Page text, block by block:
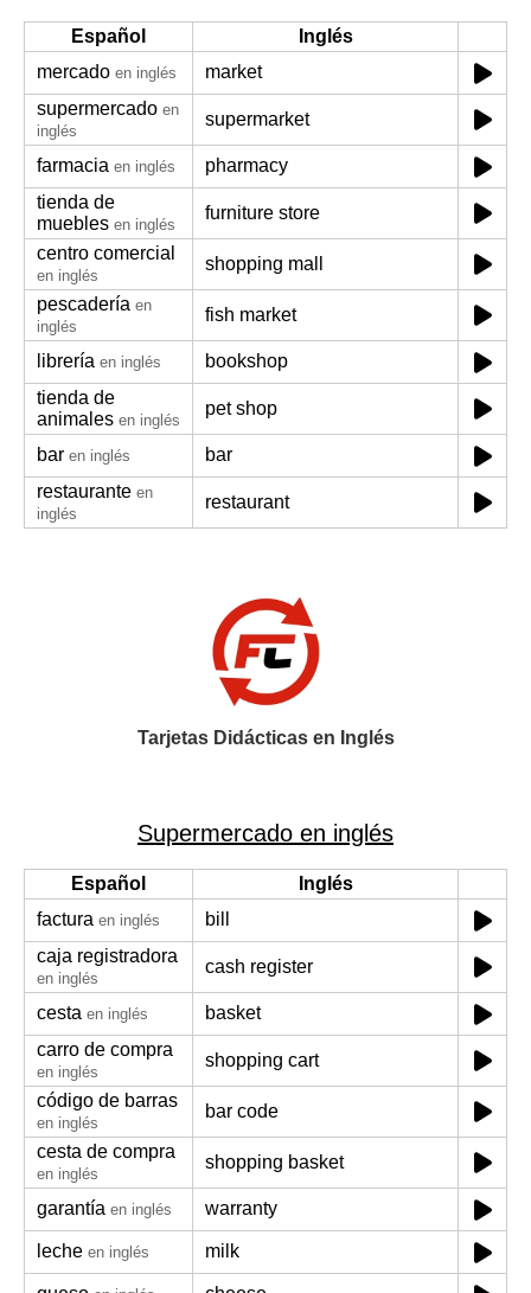
Español
Inglés
mercado en inglés
market
supermercado en
inglés
supermarket
farmacia en inglés
pharmacy
tienda de
muebles en inglés
furniture store
centro comercial
en inglés
shopping mall
pescadería en
inglés
fish market
librería en inglés
bookshop
tienda de
animales en inglés
pet shop
bar en inglés
bar
restaurante en
inglés
restaurant
Tarjetas Didácticas en Inglés
Supermercado en inglés
Español
Inglés
factura en inglés
bill
caja registradora
en inglés
cash register
cesta en inglés
basket
carro de compra
en inglés
shopping cart
código de barras
en inglés
bar code
cesta de compra
en inglés
shopping basket
garantía en inglés warranty
leche en inglés milk